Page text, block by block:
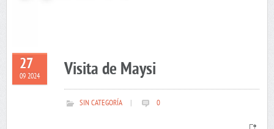
27
09 2024 Visita de Maysi
SIN CATEGORÍA 0